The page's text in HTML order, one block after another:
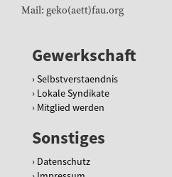
Mail: geko(aett)fau.org
Gewerkschaft
Selbstverstaendnis
Lokale Syndikate
Mitglied werden
Sonstiges
Datenschutz